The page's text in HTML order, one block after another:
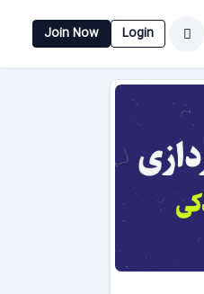
Login
Join Now